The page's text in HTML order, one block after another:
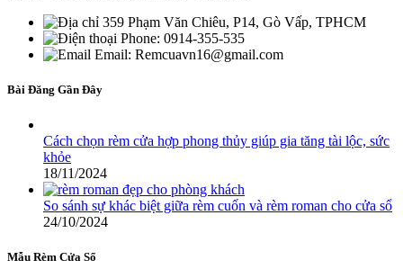
359 Phạm Văn Chiêu, P14, Gò Vấp, TPHCM
Phone: 0914-355-535
Email: Remcuavn16@gmail.com
Bài Đăng Gần Đây
Cách chọn rèm cửa hợp phong thủy giúp gia tăng tài lộc, sức
khỏe
18/11/2024
So sánh sự khác biệt giữa rèm cuốn và rèm roman cho cửa sổ
24/10/2024
Mẫu Rèm Cửa Sổ